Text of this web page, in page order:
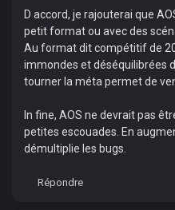
D accord, je rajouterai que
petit format ou avec des
Au format dit compétitif de
immondes et déséquilibrées
tourner la méta permet de
In fine, AOS ne devrait pas
petites escouades. En
démultiplie les bugs.
Répondre